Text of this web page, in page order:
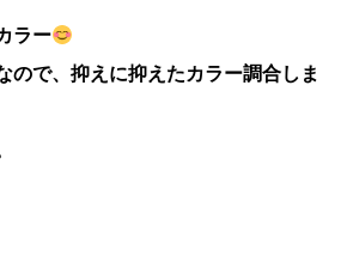
ラー
ので、抑えに抑えたカラー調合しま